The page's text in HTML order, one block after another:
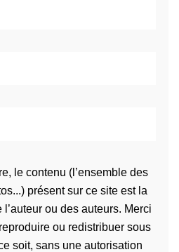
le contenu (l’ensemble des
présent sur ce site est la
ou des auteurs. Merci
ou redistribuer sous
soit, sans une autorisation